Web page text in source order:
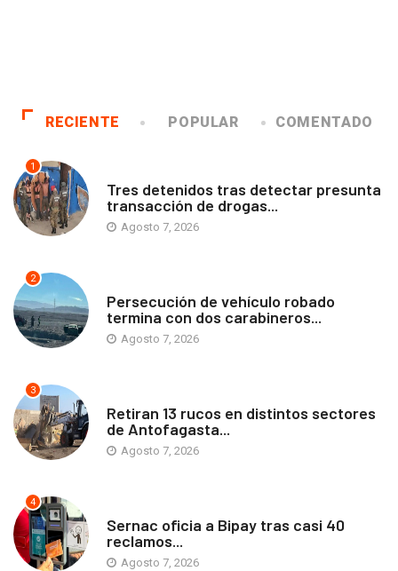
RECIENTE POPULAR COMENTADO
1
Tres detenidos tras detectar presunta
transacción de drogas...
Agosto 7, 2026
2
Persecución de vehículo robado
termina con dos carabineros...
Agosto 7, 2026
3
Retiran 13 rucos en distintos sectores
de Antofagasta...
Agosto 7, 2026
4
Sernac oficia a Bipay tras casi 40
reclamos...
Agosto 7, 2026